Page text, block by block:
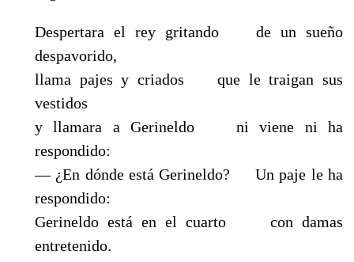
Despertara el rey gritando de un sueño
despavorido,
llama pajes y criados que le traigan sus
vestidos
y llamara a Gerineldo ni viene ni ha
respondido:
— ¿En dónde está Gerineldo? Un paje le ha
respondido:
Gerineldo está en el cuarto con damas
entretenido.